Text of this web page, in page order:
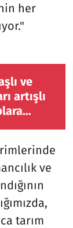
her
ve
artışlı
ve
tarım